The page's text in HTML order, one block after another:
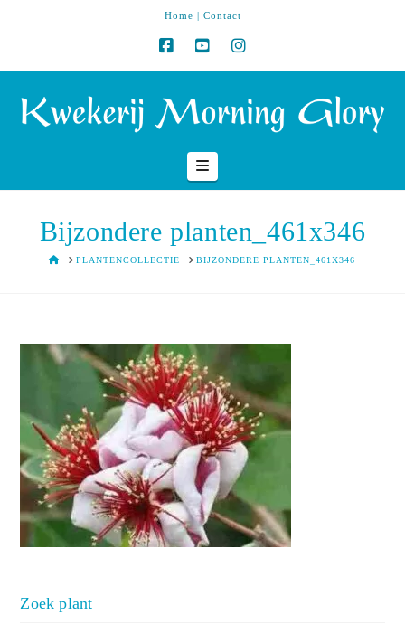
Home | Contact
Navigation
Bijzondere planten_461x346
HOMEPLANTENCOLLECTIE BIJZONDERE PLANTEN_461X346
Zoek plant